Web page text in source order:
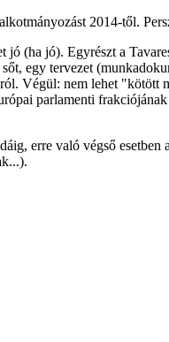
2014-től.
(ha jó). Egyrészt a
egy tervezet
Végül: nem lehet
parlamenti
erre való végső